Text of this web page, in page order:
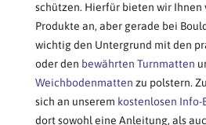
schützen. Hierfür bieten wir Ihnen
Produkte an, aber gerade bei
wichtig den Untergrund mit den
oder den bewährten Turnmatten
Weichbodenmatten zu polstern.
sich an unserem kostenlosen Info-
dort sowohl eine Anleitung, als